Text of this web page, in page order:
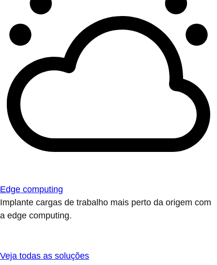
Edge computing
Implante cargas de trabalho mais perto da origem com
a edge computing.
Veja todas as soluções